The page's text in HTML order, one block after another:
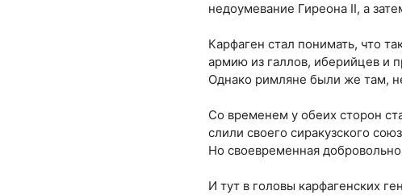
недоумевание Гиреона II, а
Карфаген стал понимать, что
армию из галлов, иберийцев и
Однако римляне были же там,
Со временем у обеих сторон
слили своего сиракузского
Но своевременная
И тут в головы карфагенских